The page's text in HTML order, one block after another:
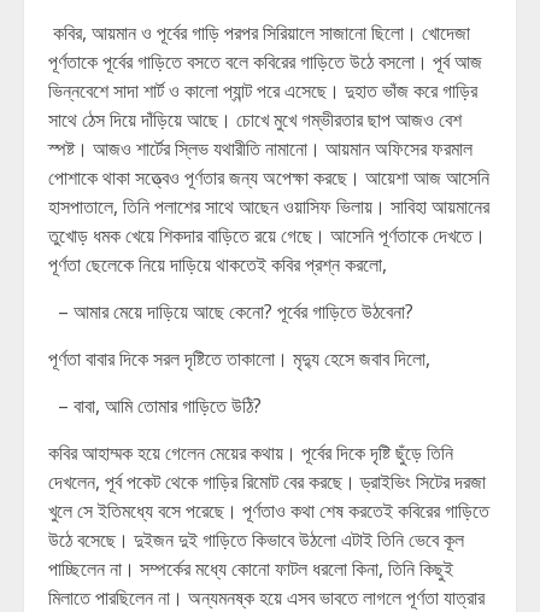
কবির, আয়মান ও পূর্বের গাড়ি পরপর সিরিয়ালে সাজানো ছিলো। খোদেজা
পূর্ণতাকে পূর্বের গাড়িতে বসতে বলে কবিরের গাড়িতে উঠে বসলো। পূর্ব আজ
ভিন্নবেশে সাদা শার্ট ও কালো প্যান্ট পরে এসেছে। দুহাত ভাঁজ করে গাড়ির
সাথে ঠেস দিয়ে দাঁড়িয়ে আছে। চোখে মুখে গম্ভীরতার ছাপ আজও বেশ
স্পষ্ট। আজও শার্টের স্লিভ যথারীতি নামানো। আয়মান অফিসের ফরমাল
পোশাকে থাকা সত্ত্বেও পূর্ণতার জন্য অপেক্ষা করছে। আয়েশা আজ আসেনি
হাসপাতালে, তিনি পলাশের সাথে আছেন ওয়াসিফ ভিলায়। সাবিহা আয়মানের
তুখোড় ধমক খেয়ে শিকদার বাড়িতে রয়ে গেছে। আসেনি পূর্ণতাকে দেখতে।
পূর্ণতা ছেলেকে নিয়ে দাড়িয়ে থাকতেই কবির প্রশ্ন করলো,
– আমার মেয়ে দাড়িয়ে আছে কেনো? পূর্বের গাড়িতে উঠবেনা?
পূর্ণতা বাবার দিকে সরল দৃষ্টিতে তাকালো। মৃদ্যু হেসে জবাব দিলো,
– বাবা, আমি তোমার গাড়িতে উঠি?
কবির আহাম্মক হয়ে গেলেন মেয়ের কথায়। পূর্বের দিকে দৃষ্টি ছুঁড়ে তিনি
দেখলেন, পূর্ব পকেট থেকে গাড়ির রিমোট বের করছে। ড্রাইভিং সিটের দরজা
খুলে সে ইতিমধ্যে বসে পরেছে। পূর্ণতাও কথা শেষ করতেই কবিরের গাড়িতে
উঠে বসেছে। দুইজন দুই গাড়িতে কিভাবে উঠলো এটাই তিনি ভেবে কূল
পাচ্ছিলেন না। সম্পর্কের মধ্যে কোনো ফাটল ধরলো কিনা, তিনি কিছুই
মিলাতে পারছিলেন না। অন্যমনষ্ক হয়ে এসব ভাবতে লাগলে পূর্ণতা যাত্রার